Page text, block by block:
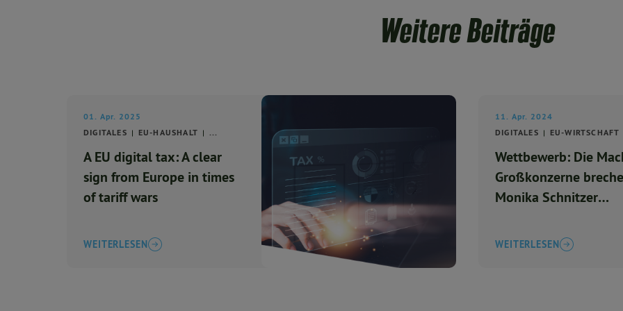
Weitere Beiträge
01. Apr. 2025
DIGITALES
EU-HAUSHALT ...
A EU digital tax: A clear
sign from Europe in times
of tariff wars
WEITERLESEN
11. Apr. 2024
DIGITALES
EU-WIRTSCHAFT
Wettbewerb: Die
Großkonzerne
Monika Schnitzer
Matters Podcast
WEITERLESEN